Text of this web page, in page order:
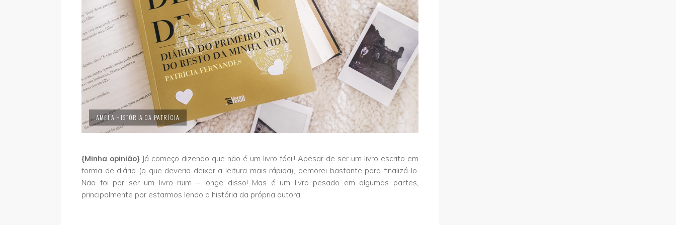
AMEI A HISTÓRIA DA PATRÍCIA
{Minha opinião} Já começo dizendo que não é um livro fácil! Apesar de ser um livro escrito em
forma de diário (o que deveria deixar a leitura mais rápida), demorei bastante para finalizá-lo.
Não foi por ser um livro ruim – longe disso! Mas é um livro pesado em algumas partes,
principalmente por estarmos lendo a história da própria autora.